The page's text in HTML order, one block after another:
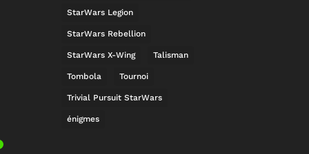
StarWars Legion
StarWars Rebellion
StarWars X-Wing Talisman
Tombola Tournoi
Trivial Pursuit StarWars
énigmes